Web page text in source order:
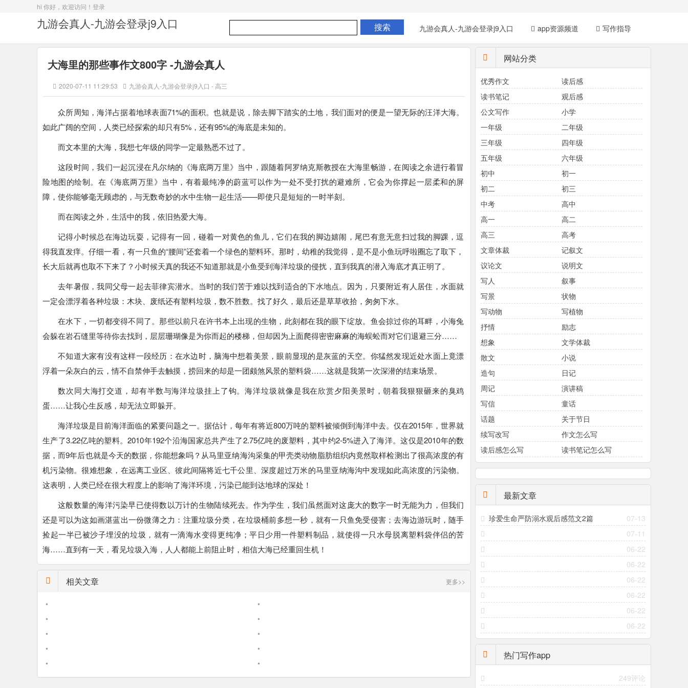
hi 你好，欢迎访问！ 登录
九游会真人-九游会登录j9入口 九游会真人-九游会登录j9入口 app资源频道 写作指导
大海里的那些事作文800字 -九游会真人
2020-07-11 11:29:53 九游会真人-九游会登录j9入口 -高三
众所周知，海洋占据着地球表面71%的面积。也就是说，除去脚下踏实的土地，我们面对的便是一望无际的汪洋大海。
如此广阔的空间，人类已经探索的却只有5%，还有95%的海底是未知的。
而文本里的大海，我想七年级的同学一定最熟悉不过了。
这段时间，我们一起沉浸在凡尔纳的《海底两万里》当中，跟随着阿罗纳克斯教授在大海里畅游，在阅读之余进行着冒
险地图的绘制。在《海底两万里》当中，有着最纯净的蔚蓝可以作为一处不受打扰的避难所，它会为你撑起一层柔和的屏
障，使你能够毫无顾虑的，与无数奇妙的水中生物一起生活——即使只是短短的一时半刻。
而在阅读之外，生活中的我，依旧热爱大海。
记得小时候总在海边玩耍，记得有一回，碰着一对黄色的鱼儿，它们在我的脚边嬉闹，尾巴有意无意扫过我的脚踝，逗
得我直发痒。仔细一看，有一只鱼的“腰间”还套着一个绿色的塑料环。那时，幼稚的我觉得，是不是小鱼玩呼啦圈忘了取下，
长大后就再也取不下来了？小时候天真的我还不知道那就是小鱼受到海洋垃圾的侵扰，直到我真的潜入海底才真正明了。
去年暑假，我同父母一起去菲律宾潜水。当时的我们苦于难以找到适合的下水地点。因为，只要附近有人居住，水面就
一定会漂浮着各种垃圾：木块、废纸还有塑料垃圾，数不胜数。找了好久，最后还是草草收拾，匆匆下水。
在水下，一切都变得不同了。那些以前只在许书本上出现的生物，此刻都在我的眼下绽放。鱼会掠过你的耳畔，小海兔
会躲在岩石缝里等待你去找到，层层珊瑚像是为你而起的楼梯，但却因为上面爬得密密麻麻的海蜈蚣而对它们退避三分……
不知道大家有没有这样一段经历：在水边时，脑海中想着美景，眼前显现的是灰蓝的天空。你猛然发现近处水面上竟漂
浮着一朵灰白的云，情不自禁伸手去触摸，捞回来的却是一团颇煞风景的塑料袋……这就是我第一次深潜的结束场景。
数次同大海打交道，却有半数与海洋垃圾挂上了钩。海洋垃圾就像是我在欣赏夕阳美景时，朝着我狠狠砸来的臭鸡
蛋……让我心生反感，却无法立即躲开。
海洋垃圾是目前海洋面临的紧要问题之一。据估计，每年有将近800万吨的塑料被倾倒到海洋中去。仅在2015年，世界就
生产了3.22亿吨的塑料。2010年192个沿海国家总共产生了2.75亿吨的废塑料，其中约2-5%进入了海洋。这仅是2010年的数
据，而9年后也就是今天的数据，你能想象吗？ 从马里亚纳海沟采集的甲壳类动物脂肪组织内竟然取样检测出了很高浓度的有
机污染物。很难想象，在远离工业区、彼此间隔将近七千公里、深度超过万米的马里亚纳海沟中发现如此高浓度的污染物。
这表明，人类已经在很大程度上的影响了海洋环境，污染已能到达地球的深处！
这般数量的海洋污染早已使得数以万计的生物陆续死去。作为学生，我们虽然面对这庞大的数字一时无能为力，但我们
还是可以为这如画湛蓝出一份微薄之力：注重垃圾分类，在垃圾桶前多想一秒，就有一只鱼免受侵害；去海边游玩时，随手
捡起一半已被沙子埋没的垃圾，就有一滴海水变得更纯净；平日少用一件塑料制品，就使得一只水母脱离塑料袋伴侣的苦
海……直到有一天，看见垃圾入海，人人都能上前阻止时，相信大海已经重回生机！
相关文章 更多>>
•
•
•
•
•
•
•
•
•
•
网站分类
优秀作文
读后感
读书笔记
观后感
公文写作
小学
一年级
二年级
三年级
四年级
五年级
六年级
初中
初一
初二
初三
中考
高中
高一
高二
高三
高考
文章体裁
记叙文
议论文
说明文
写人
叙事
写景
状物
写动物
写植物
抒情
励志
想象
文学体裁
散文
小说
造句
日记
周记
演讲稿
写信
童话
话题
关于节日
续写改写
作文怎么写
读后感怎么写
读书笔记怎么写
最新文章
07-13
珍爱生命严防溺水观后感范文2篇
07-11
06-22
06-22
06-22
06-22
06-22
06-22
热门写作app
249评论